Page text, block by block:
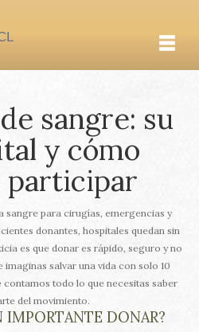
sangre: su
y cómo
participar
sangre para cirugías, emergencias y
donantes, hospitales quedan sin
es que donar es rápido, seguro y no
salvar una vida con solo 10
contamos todo lo que necesitas saber
del movimiento.
IMPORTANTE DONAR?